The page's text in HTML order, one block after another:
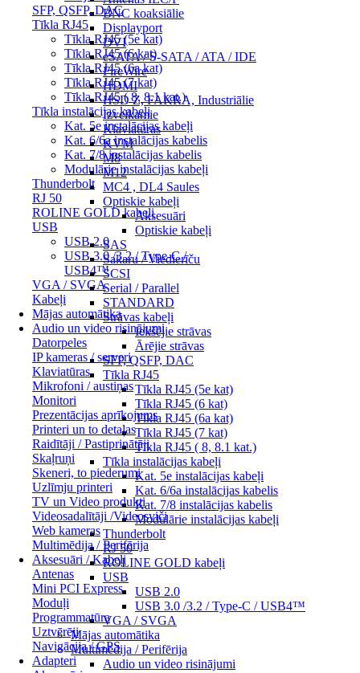
SFP, QSFP, DAC
Tīkla RJ45
Tīkla RJ45 (5e kat)
Tīkla RJ45 (6 kat)
Tīkla RJ45 (6a kat)
Tīkla RJ45 (7 kat)
Tīkla RJ45 ( 8, 8.1 kat.)
Tīkla instalācijas kabeļi
Kat. 5e instalācijas kabeļi
Kat. 6/6a instalācijas kabelis
Kat. 7/8 instalācijas kabelis
Modulārie instalācijas kabeļi
Thunderbolt
RJ 50
ROLINE GOLD kabeļi
USB
USB 2.0
USB 3.0 /3.2 / Type-C /
USB4™
VGA / SVGA
Kabeļi
Mājas automātika
Audio un video risinājumi
Datorpeles
IP kameras / serveri
Klaviatūras
Mikrofoni / austiņas
Monitori
Prezentācijas aprīkojums
Printeri un to detaļas
Raidītāji / Pastiprinātāji
Skaļruņi
Skeneri, to piederumi
Uzlīmju printeri
TV un Video produkti
Videosadalītāji /Videosviči
Web kameras
Multimēdija / Perifērija
Aksesuāri / Kabeļi
Antenas
Mini PCI Express
Moduļi
Programmatūra
Uztvērēji
Navigācija / GPS
Adapteri
BNC koaksiālie
Displayport
DVI
eSATA / S-SATA / ATA / IDE
FireWire
HDMI
HSD Z, FAKRA, Industriālie
Izvelkamie
Klaviatūras
KVM
M8
M12
MC4 , DL4 Saules
Optiskie kabeļi
Aksesuāri
Optiskie kabeļi
SAS
Sakaru / Viedierīču
SCSI
Serial / Parallel
STANDARD
Strāvas kabeļi
Iekšējie strāvas
Ārējie strāvas
SFP, QSFP, DAC
Tīkla RJ45
Tīkla RJ45 (5e kat)
Tīkla RJ45 (6 kat)
Tīkla RJ45 (6a kat)
Tīkla RJ45 (7 kat)
Tīkla RJ45 ( 8, 8.1 kat.)
Tīkla instalācijas kabeļi
Kat. 5e instalācijas kabeļi
Kat. 6/6a instalācijas kabelis
Kat. 7/8 instalācijas kabelis
Modulārie instalācijas kabeļi
Thunderbolt
RJ 50
ROLINE GOLD kabeļi
USB
USB 2.0
USB 3.0 /3.2 / Type-C / USB4™
VGA / SVGA
Mājas automātika
Multimēdija / Perifērija
Audio un video risinājumi